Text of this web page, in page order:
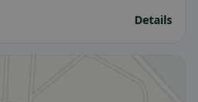
Details